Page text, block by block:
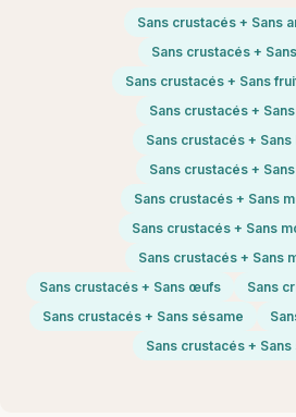
Sans crustacés + Sans
Sans crustacés +
Sans crustacés + Sans
Sans crustacés +
Sans crustacés +
Sans crustacés +
Sans crustacés + Sans
Sans crustacés + Sans
Sans crustacés + Sans
Sans crustacés + Sans œufs
Sans
Sans crustacés + Sans sésame
Sans crustacés +